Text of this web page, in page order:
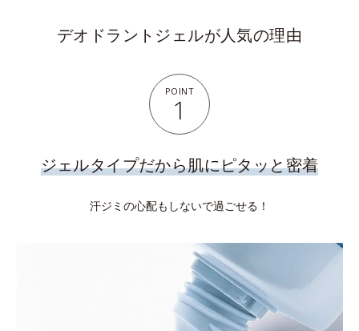
デオドラントジェルが人気の理由
POINT
1
ジェルタイプだから肌にピタッと密着
汗ジミの心配もしないで過ごせる！